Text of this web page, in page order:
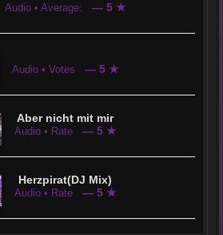
Audio • Average: — 5 ★
Audio • Votes — 5 ★
Aber nicht mit mir
Audio • Rate — 5 ★
Herzpirat(DJ Mix)
Audio • Rate — 5 ★